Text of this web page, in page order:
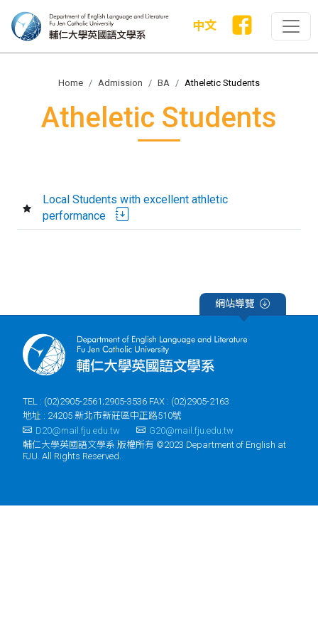
中文
Home Admission BA Atheletic Students
Atheletic Students
Local Students with excellent athletic
performance
網站導覽
TEL : (02)2905-2561;2905-3536 FAX : (02)2905-2163
地址 : 24205 新北市新莊區中正路510號
D20@mail.fju.edu.tw
G20@mail.fju.edu.tw
輔仁大學英國語文學系 版權所有 ©2023 Department of English at
FJU. All Rights Reserved.